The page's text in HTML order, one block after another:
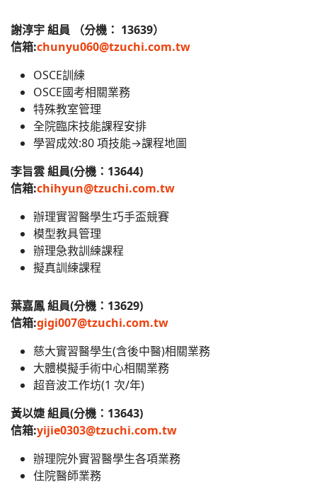
謝淳宇 組員 （分機： 13639）
信箱:chunyu060@tzuchi.com.tw
OSCE訓練
OSCE國考相關業務
特殊教室管理
全院臨床技能課程安排
學習成效:80 項技能→課程地圖
李旨雲 組員(分機：13644)
信箱:chihyun@tzuchi.com.tw
辦理實習醫學生巧手盃競賽
模型教具管理
辦理急救訓練課程
擬真訓練課程
葉嘉鳳 組員(分機：13629)
信箱:gigi007@tzuchi.com.tw
慈大實習醫學生(含後中醫)相關業務
大體模擬手術中心相關業務
超音波工作坊(1 次/年)
黃以婕 組員(分機：13643)
信箱:yijie0303@tzuchi.com.tw
辦理院外實習醫學生各項業務
住院醫師業務